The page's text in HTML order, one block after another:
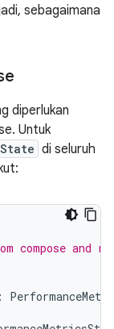
sebagaimana
diperlukan
Untuk
di seluruh
compose and